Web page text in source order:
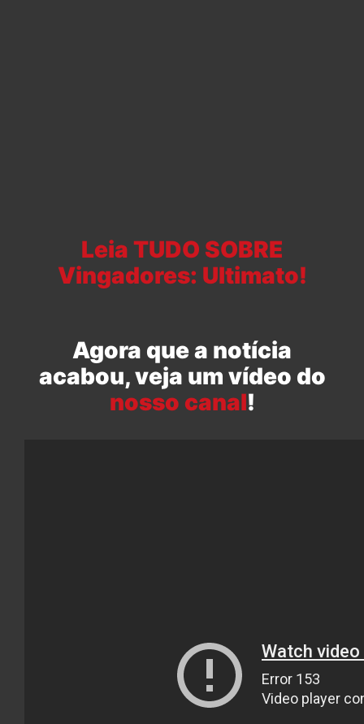
Leia TUDO SOBRE
Vingadores: Ultimato!
Agora que a notícia
acabou, veja um vídeo do
nosso canal!